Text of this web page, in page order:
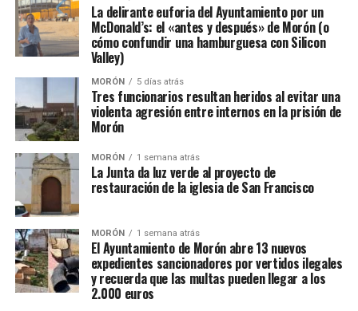
La delirante euforia del Ayuntamiento por un
McDonald’s: el «antes y después» de Morón (o
cómo confundir una hamburguesa con Silicon
Valley)
MORÓN 5 días atrás
Tres funcionarios resultan heridos al evitar una
violenta agresión entre internos en la prisión de
Morón
MORÓN 1 semana atrás
La Junta da luz verde al proyecto de
restauración de la iglesia de San Francisco
MORÓN 1 semana atrás
El Ayuntamiento de Morón abre 13 nuevos
expedientes sancionadores por vertidos ilegales
y recuerda que las multas pueden llegar a los
2.000 euros